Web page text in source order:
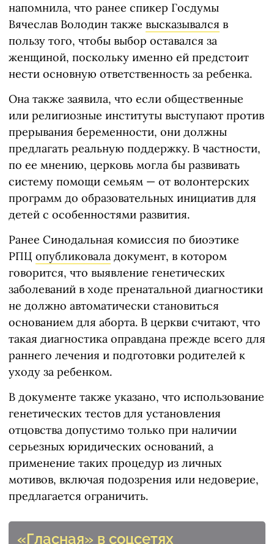
напомнила, что ранее спикер Госдумы
Вячеслав Володин также высказывался в
пользу того, чтобы выбор оставался за
женщиной, поскольку именно ей предстоит
нести основную ответственность за ребенка.
Она также заявила, что если общественные
или религиозные институты выступают против
прерывания беременности, они должны
предлагать реальную поддержку. В частности,
по ее мнению, церковь могла бы развивать
систему помощи семьям — от волонтерских
программ до образовательных инициатив для
детей с особенностями развития.
Ранее Синодальная комиссия по биоэтике
РПЦ опубликовала документ, в котором
говорится, что выявление генетических
заболеваний в ходе пренатальной диагностики
не должно автоматически становиться
основанием для аборта. В церкви считают, что
такая диагностика оправдана прежде всего для
раннего лечения и подготовки родителей к
уходу за ребенком.
В документе также указано, что использование
генетических тестов для установления
отцовства допустимо только при наличии
серьезных юридических оснований, а
применение таких процедур из личных
мотивов, включая подозрения или недоверие,
предлагается ограничить.
«Гласная» в соцсетях